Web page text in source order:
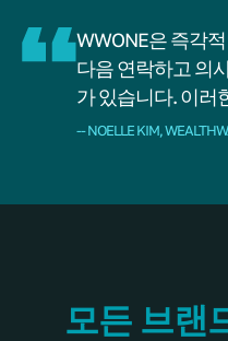
WWONE은 즉각
다음 연락하고 의
가 있습니다. 이러
-- NOELLE KIM,
모든 브랜